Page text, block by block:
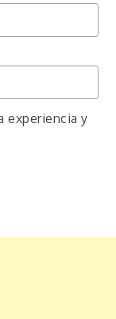
experiencia y